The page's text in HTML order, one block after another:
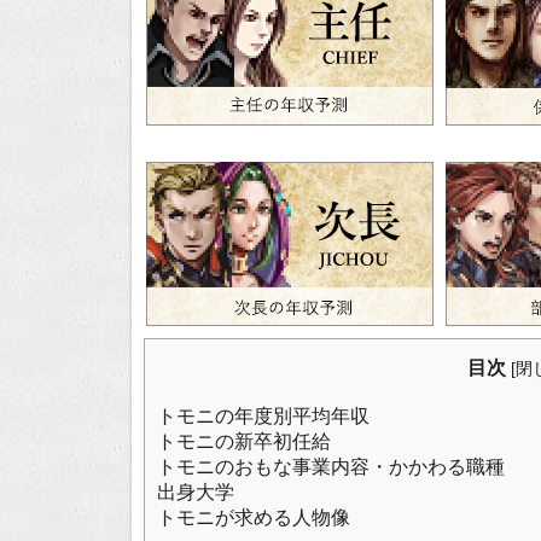
目次 [閉
トモニの年度別平均年収
トモニの新卒初任給
トモニのおもな事業内容・かかわる職種
出身大学
トモニが求める人物像